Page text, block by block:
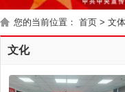
您的当前位置： 首页 > 文体
文化